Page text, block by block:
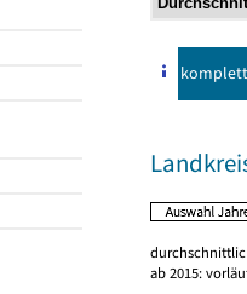
komplett
ab 2015: